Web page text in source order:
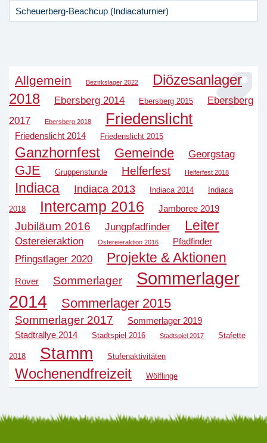
Scheuerberg-Beachcup (Indiacaturnier)
Allgemein Bezirkslager 2022
Diözesanlager
2018
Ebersberg 2014 Ebersberg 2015
Ebersberg
2017
Ebersberg 2018 Friedenslicht
Friedenslicht 2014 Friedenslicht 2015
Ganzhornfest Gemeinde Georgstag
GJE Gruppenstunde Helferfest Helferfest 2018
Indiaca Indiaca 2013 Indiaca 2014 Indiaca
2018 Intercamp 2016 Jamboree 2019
Jubiläum 2016 Jungpfadfinder Leiter
Ostereieraktion Ostereieraktion 2016 Pfadfinder
Pfingstlager 2020 Projekte & Aktionen
Rover Sommerlager
Sommerlager
2014
Sommerlager 2015
Sommerlager 2017
Sommerlager 2019
Stadtrallye 2014
Stadtspiel 2016 Stadtspiel 2017 Stafette
2018 Stamm Stufenaktivitäten
Wochenendfreizeit Wölflinge